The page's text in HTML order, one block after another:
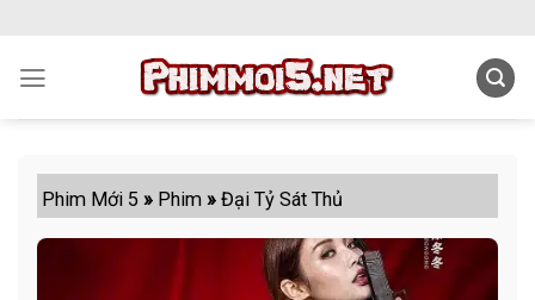
content
Phim Mới 5 » Phim »Đại Tỷ Sát Thủ